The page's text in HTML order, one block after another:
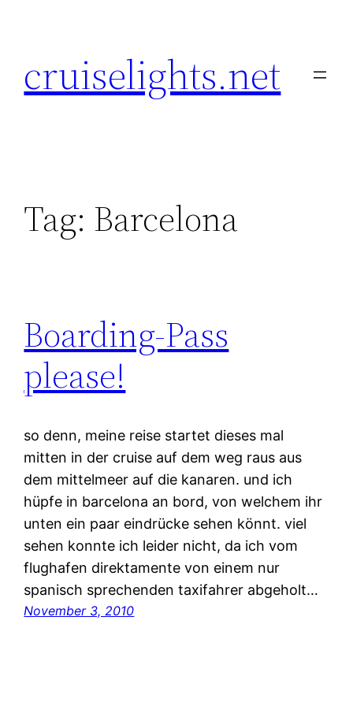
cruiselights.net
Tag: Barcelona
Boarding-Pass
please!
so denn, meine reise startet dieses mal
mitten in der cruise auf dem weg raus aus
dem mittelmeer auf die kanaren. und ich
hüpfe in barcelona an bord, von welchem ihr
unten ein paar eindrücke sehen könnt. viel
sehen konnte ich leider nicht, da ich vom
flughafen direktamente von einem nur
spanisch sprechenden taxifahrer abgeholt…
November 3, 2010